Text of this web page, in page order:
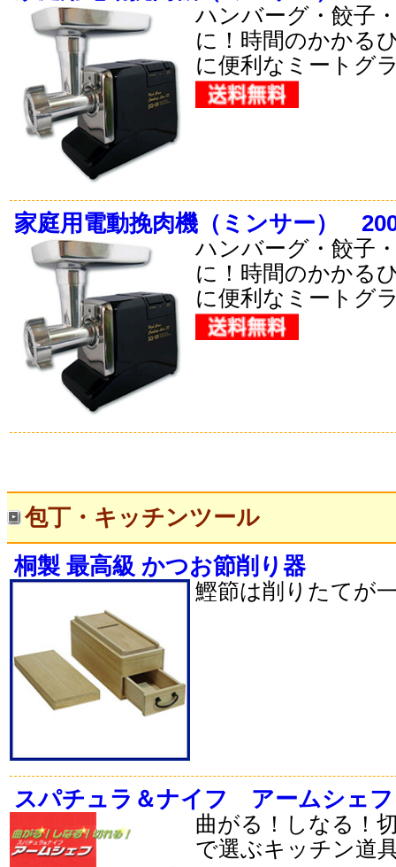
ハンバーグ・餃子
に！時間のかかる
に便利なミートグ
家庭用電動挽肉機（ミンサー）
ハンバーグ・餃子
に！時間のかかる
に便利なミートグ
包丁・キッチンツール
桐製 最高級 かつお節削り器
鰹節は削りたてが
スパチュラ＆ナイフ アームシェフ
曲がる！しなる！
で選ぶキッチン道